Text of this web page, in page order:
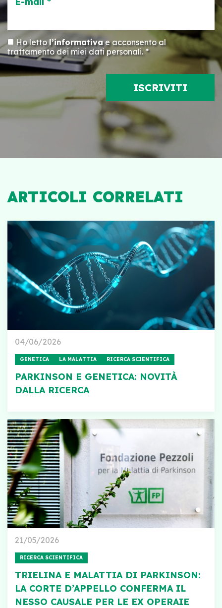
Ho lettol’informativae acconsento al
trattamento dei miei dati personali. *
ARTICOLI CORRELATI
04/06/2026
GENETICA LA MALATTIA RICERCA SCIENTIFICA
PARKINSON E GENETICA: NOVITÀ
DALLA RICERCA
21/05/2026
RICERCA SCIENTIFICA
TRIELINA E MALATTIA DI PARKINSON:
LA CORTE D’APPELLO CONFERMA IL
NESSO CAUSALE PER LE EX OPERAIE